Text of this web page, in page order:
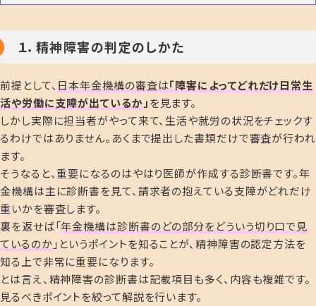
１．精神障害の判定のしかた
前提として、 日本年金機構の審査は「障害によってどれだけ日常生
活や労働に支障が出ているか」を見ます。
しかし実際に担当者がやって来て、生活や就労の状況をチェックす
るわけではありません。あくまで提出した書類だけで審査が行われ
ます。
そうなると、重要になるのはやはり医師が作成する診断書です。年
金機構は主に診断書を見て、請求者の抱えている支障がどれだけ
重いかを審査します。
裏を返せば「年金機構は診断書のどの部分をどういう切り口で見
ているのか 」というポイントを知ることが、精神障害の認定方法を
知る上で非常に重要になります。
とは言え、精神障害の診断書は記載項目も多く、内容も複雑です。
見るべきポイントを絞って解説を行います。